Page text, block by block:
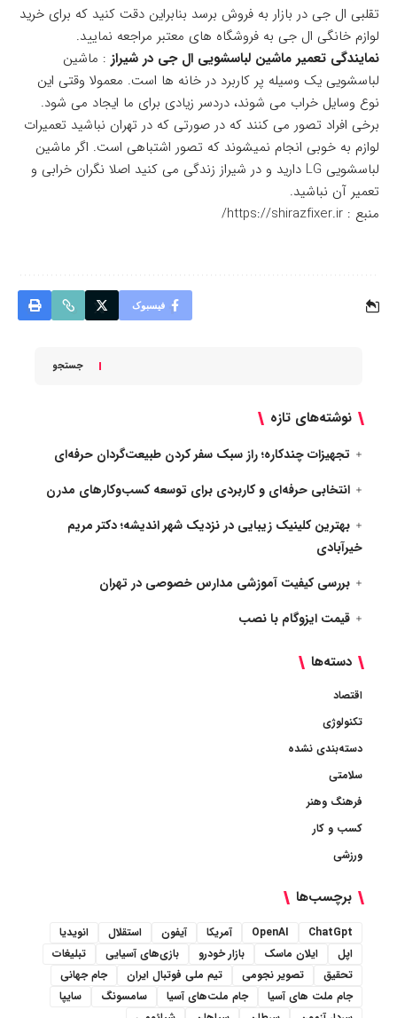
تقلبی ال جی در بازار به فروش برسد بنابراین دقت کنید که برای خرید
لوازم خانگی ال جی به فروشگاه های معتبر مراجعه نمایید.
نمایندگی تعمیر ماشین لباسشویی ال جی در شیراز : ماشین
لباسشویی یک وسیله پر کاربرد در خانه ها است. معمولا وقتی این
نوع وسایل خراب می شوند، دردسر زیادی برای ما ایجاد می شود.
برخی افراد تصور می کنند که در صورتی که در تهران نباشید تعمیرات
لوازم به خوبی انجام نمیشوند که تصور اشتباهی است. اگر ماشین
لباسشویی LG دارید و در شیراز زندگی می کنید اصلا نگران خرابی و
تعمیر آن نباشید.
منبع : https://shirazfixer.ir/
فیسبوک
جستجو
نوشته‌های تازه
تجهیزات چندکاره؛ راز سبک سفر کردن طبیعت‌گردان حرفه‌ای
انتخابی حرفه‌ای و کاربردی برای توسعه کسب‌وکارهای مدرن
بهترین کلینیک زیبایی در نزدیک شهر اندیشه؛ دکتر مریم
خیرآبادی
بررسی کیفیت آموزشی مدارس خصوصی در تهران
قیمت ایزوگام با نصب
دسته‌ها
اقتصاد
تکنولوژی
دسته‌بندی نشده
سلامتی
فرهنگ وهنر
کسب و کار
ورزشی
برچسب‌ها
ChatGpt
OpenAI آمریکا آیفون استقلال
انویدیا
اپل
ایلان ماسک بازار خودرو بازی‌های آسیایی
تبلیغات
تحقیق
تصویر نجومی تیم ملی فوتبال ایران
جام جهانی
جام ملت های آسیا
جام ملت‌های آسیا سامسونگ
سایپا